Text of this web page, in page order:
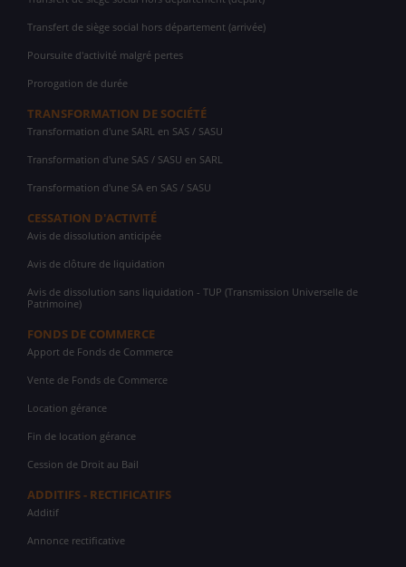
Transfert de siège social hors département (arrivée)
Poursuite d'activité malgré pertes
Prorogation de durée
TRANSFORMATION DE SOCIÉTÉ
Transformation d'une SARL en SAS / SASU
Transformation d'une SAS / SASU en SARL
Transformation d'une SA en SAS / SASU
CESSATION D'ACTIVITÉ
Avis de dissolution anticipée
Avis de clôture de liquidation
Avis de dissolution sans liquidation - TUP (Transmission Universelle de
Patrimoine)
FONDS DE COMMERCE
Apport de Fonds de Commerce
Vente de Fonds de Commerce
Location gérance
Fin de location gérance
Cession de Droit au Bail
ADDITIFS - RECTIFICATIFS
Additif
Annonce rectificative